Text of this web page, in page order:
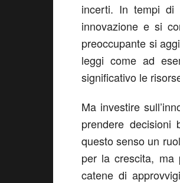
incerti. In tempi di
innovazione e si
preoccupante si
leggi come ad
significativo le
Ma investire
prendere
questo senso un
per la crescita, ma
catene di